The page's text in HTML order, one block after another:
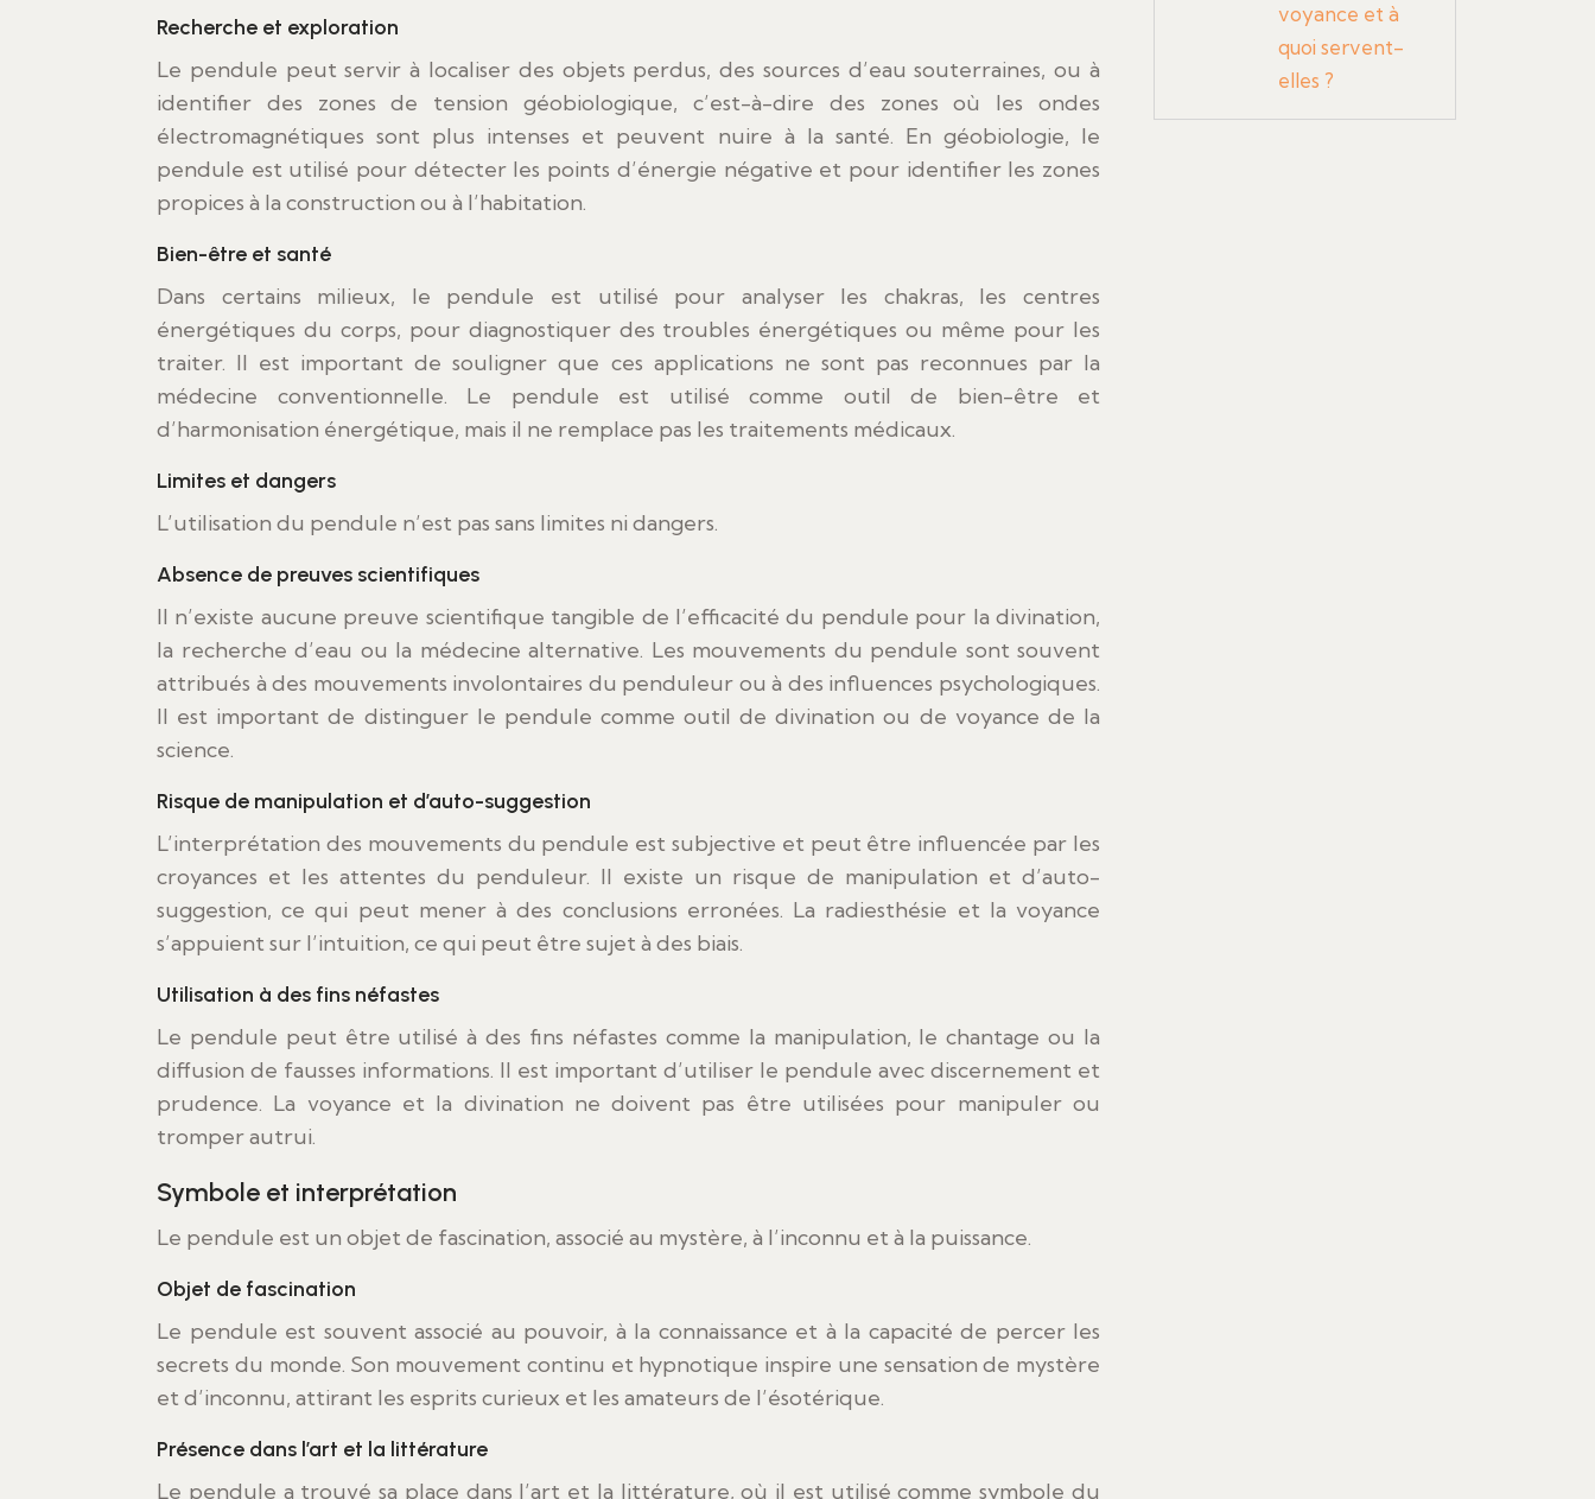
Recherche et exploration
Le pendule peut servir à localiser des objets perdus, des sources d’eau souterraines, ou à
identifier des zones de tension géobiologique, c’est-à-dire des zones où les ondes
électromagnétiques sont plus intenses et peuvent nuire à la santé. En géobiologie, le
pendule est utilisé pour détecter les points d’énergie négative et pour identifier les zones
propices à la construction ou à l’habitation.
Bien-être et santé
Dans certains milieux, le pendule est utilisé pour analyser les chakras, les centres
énergétiques du corps, pour diagnostiquer des troubles énergétiques ou même pour les
traiter. Il est important de souligner que ces applications ne sont pas reconnues par la
médecine conventionnelle. Le pendule est utilisé comme outil de bien-être et
d’harmonisation énergétique, mais il ne remplace pas les traitements médicaux.
Limites et dangers
L’utilisation du pendule n’est pas sans limites ni dangers.
Absence de preuves scientifiques
Il n’existe aucune preuve scientifique tangible de l’efficacité du pendule pour la divination,
la recherche d’eau ou la médecine alternative. Les mouvements du pendule sont souvent
attribués à des mouvements involontaires du penduleur ou à des influences psychologiques.
Il est important de distinguer le pendule comme outil de divination ou de voyance de la
science.
Risque de manipulation et d’auto-suggestion
L’interprétation des mouvements du pendule est subjective et peut être influencée par les
croyances et les attentes du penduleur. Il existe un risque de manipulation et d’auto-
suggestion, ce qui peut mener à des conclusions erronées. La radiesthésie et la voyance
s’appuient sur l’intuition, ce qui peut être sujet à des biais.
Utilisation à des fins néfastes
Le pendule peut être utilisé à des fins néfastes comme la manipulation, le chantage ou la
diffusion de fausses informations. Il est important d’utiliser le pendule avec discernement et
prudence. La voyance et la divination ne doivent pas être utilisées pour manipuler ou
tromper autrui.
Symbole et interprétation
Le pendule est un objet de fascination, associé au mystère, à l’inconnu et à la puissance.
Objet de fascination
Le pendule est souvent associé au pouvoir, à la connaissance et à la capacité de percer les
secrets du monde. Son mouvement continu et hypnotique inspire une sensation de mystère
et d’inconnu, attirant les esprits curieux et les amateurs de l’ésotérique.
Présence dans l’art et la littérature
Le pendule a trouvé sa place dans l’art et la littérature, où il est utilisé comme symbole du
voyance et à
quoi servent-
elles ?